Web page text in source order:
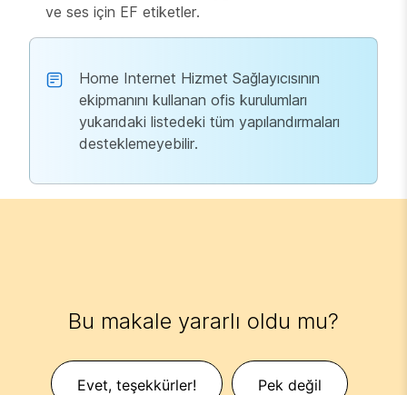
ve ses için EF etiketler.
Home Internet Hizmet Sağlayıcısının
ekipmanını kullanan ofis kurulumları
yukarıdaki listedeki tüm yapılandırmaları
desteklemeyebilir.
Bu makale yararlı oldu mu?
Evet, teşekkürler! Pek değil